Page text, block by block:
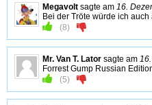
Megavolt sagte am 16.
Bei der Tröte würde ich auch
(8)
Mr. Van T. Lator sagte am
Forrest Gump Russian
(5)